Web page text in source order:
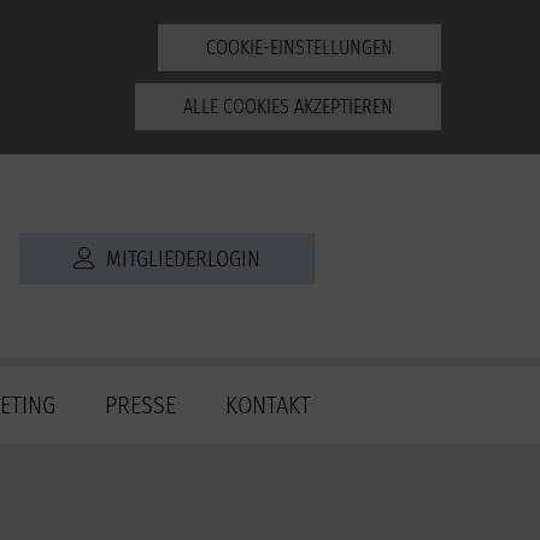
COOKIE-EINSTELLUNGEN
ALLE COOKIES AKZEPTIEREN
PRESSE KONTAKT
MITGLIEDERLOGIN